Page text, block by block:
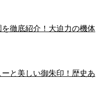
徹底紹介！大迫力の機体
と美しい御朱印！歴史あ